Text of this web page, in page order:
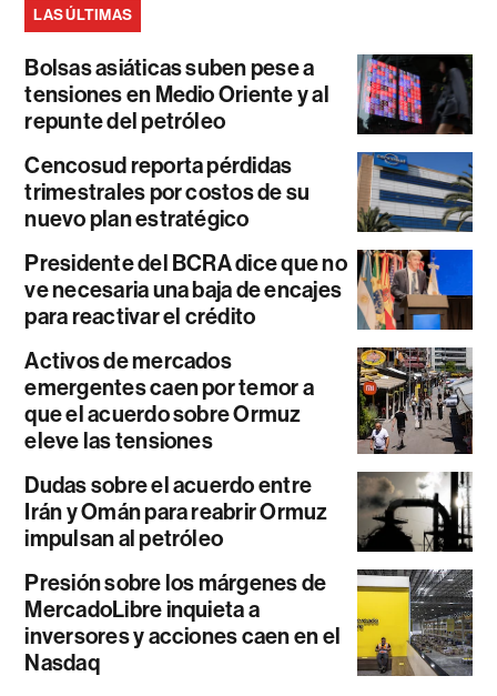
LAS ÚLTIMAS
Bolsas asiáticas suben pese a
tensiones en Medio Oriente y al
repunte del petróleo
Cencosud reporta pérdidas
trimestrales por costos de su
nuevo plan estratégico
Presidente del BCRA dice que no
ve necesaria una baja de encajes
para reactivar el crédito
Activos de mercados
emergentes caen por temor a
que el acuerdo sobre Ormuz
eleve las tensiones
Dudas sobre el acuerdo entre
Irán y Omán para reabrir Ormuz
impulsan al petróleo
Presión sobre los márgenes de
MercadoLibre inquieta a
inversores y acciones caen en el
Nasdaq